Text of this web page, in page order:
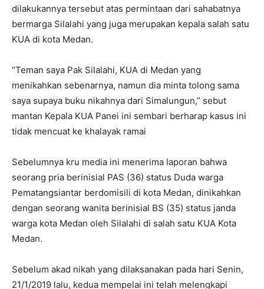
dilakukannya tersebut atas permintaan dari sahabatnya
bermarga Silalahi yang juga merupakan kepala salah satu
KUA di kota Medan.
“Teman saya Pak Silalahi, KUA di Medan yang
menikahkan sebenarnya, namun dia minta tolong sama
saya supaya buku nikahnya dari Simalungun,” sebut
mantan Kepala KUA Panei ini sembari berharap kasus ini
tidak mencuat ke khalayak ramai
Sebelumnya kru media ini menerima laporan bahwa
seorang pria berinisial PAS (36) status Duda warga
Pematangsiantar berdomisili di kota Medan, dinikahkan
dengan seorang wanita berinisial BS (35) status janda
warga kota Medan oleh Silalahi di salah satu KUA Kota
Medan.
Sebelum akad nikah yang dilaksanakan pada hari Senin,
21/1/2019 lalu, kedua mempelai ini telah melengkapi